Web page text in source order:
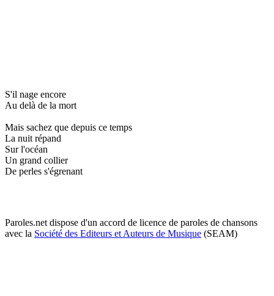
S'il nage encore
Au delà de la mort
Mais sachez que depuis ce temps
La nuit répand
Sur l'océan
Un grand collier
De perles s'égrenant
Paroles.net dispose d'un accord de licence de paroles de chansons
avec la Société des Editeurs et Auteurs de Musique (SEAM)